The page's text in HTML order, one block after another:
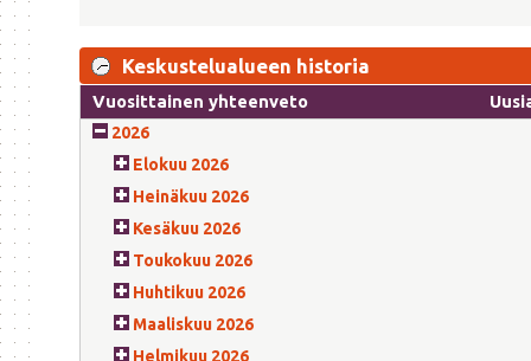
Keskustelualueen historia
Vuosittainen yhteenveto
2026
Elokuu 2026
Heinäkuu 2026
Kesäkuu 2026
Toukokuu 2026
Huhtikuu 2026
Maaliskuu 2026
Helmikuu 2026